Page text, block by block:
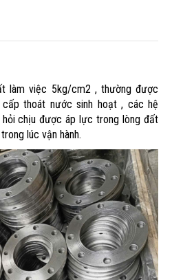
làm việc 5kg/cm2 , thường được
thoát nước sinh hoạt , các hệ
chịu được áp lực trong lòng đất
lúc vận hành.